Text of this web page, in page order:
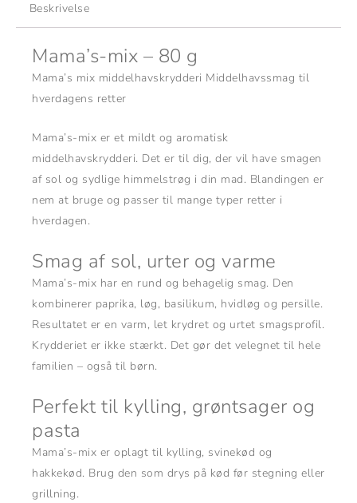
Beskrivelse
Mama’s-mix – 80 g
Mama’s mix middelhavskrydderi Middelhavssmag til
hverdagens retter
Mama’s-mix er et mildt og aromatisk
middelhavskrydderi. Det er til dig, der vil have smagen
af sol og sydlige himmelstrøg i din mad. Blandingen er
nem at bruge og passer til mange typer retter i
hverdagen.
Smag af sol, urter og varme
Mama’s-mix har en rund og behagelig smag. Den
kombinerer paprika, løg, basilikum, hvidløg og persille.
Resultatet er en varm, let krydret og urtet smagsprofil.
Krydderiet er ikke stærkt. Det gør det velegnet til hele
familien – også til børn.
Perfekt til kylling, grøntsager og
pasta
Mama’s-mix er oplagt til kylling, svinekød og
hakkekød. Brug den som drys på kød før stegning eller
grillning.